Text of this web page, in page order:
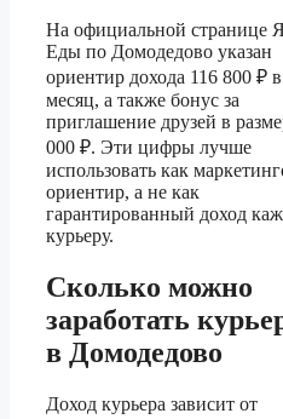
На официальной странице
Еды по Домодедово указан
ориентир дохода 116 800 ₽ в
месяц, а также бонус за
приглашение друзей в
000 ₽. Эти цифры лучше
использовать как
ориентир, а не как
гарантированный доход
курьеру.
Сколько можно
заработать
в Домодедово
Доход курьера зависит от